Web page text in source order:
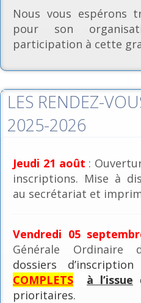
Nous vous espérons
pour son
participation à cette
LES RENDEZ-
2025-2026
Jeudi 21 août :
inscriptions. Mise à
au secrétariat et
Vendredi 05
Générale Ordinaire
dossiers
COMPLETS
à l’issue
prioritaires.